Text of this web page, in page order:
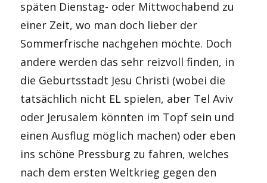
späten Dienstag- oder Mittwochabend zu
einer Zeit, wo man doch lieber der
Sommerfrische nachgehen möchte. Doch
andere werden das sehr reizvoll finden, in
die Geburtsstadt Jesu Christi (wobei die
tatsächlich nicht EL spielen, aber Tel Aviv
oder Jerusalem könnten im Topf sein und
einen Ausflug möglich machen) oder eben
ins schöne Pressburg zu fahren, welches
nach dem ersten Weltkrieg gegen den